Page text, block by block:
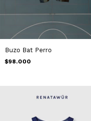
Buzo Bat Perro
$98.000